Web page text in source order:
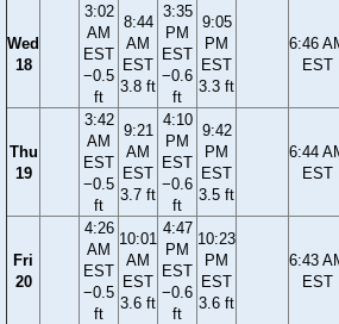
Wed
18
3:02
AM
EST
−0.5
ft
8:44
AM
EST
3.8 ft
3:35
PM
EST
−0.6
ft
9:05
PM
EST
3.3 ft
6:46
EST
Thu
19
3:42
AM
EST
−0.5
ft
9:21
AM
EST
3.7 ft
4:10
PM
EST
−0.6
ft
9:42
PM
EST
3.5 ft
6:44
EST
Fri
20
4:26
AM
EST
−0.5
ft
10:01
AM
EST
3.6 ft
4:47
PM
EST
−0.6
ft
10:23
PM
EST
3.6 ft
6:43
EST